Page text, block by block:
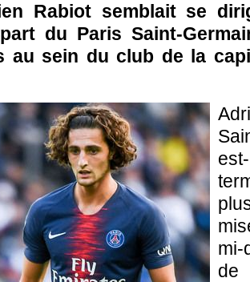
Rabiot semblait se
du Paris Saint-
au sein du club de la